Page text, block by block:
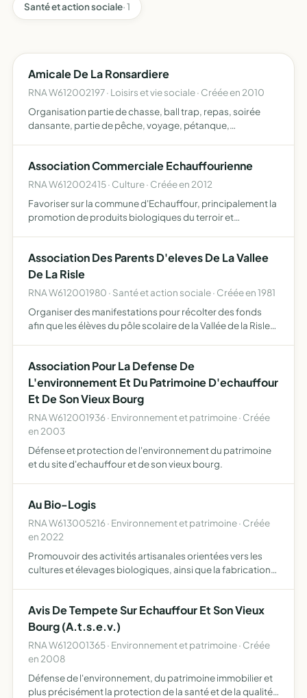
Santé et action sociale· 1
Amicale De La Ronsardiere
RNA W612002197 · Loisirs et vie sociale · Créée en 2010
Organisation partie de chasse, ball trap, repas, soirée
dansante, partie de pêche, voyage, pétanque,
Association Commerciale Echauffourienne
RNA W612002415 · Culture · Créée en 2012
Favoriser sur la commune d'Echauffour, principalement la
promotion de produits biologiques du terroir et
représentation des…
Association Des Parents D'eleves De La Vallee
De La Risle
RNA W612001980 · Santé et action sociale · Créée en 1981
Organiser des manifestations pour récolter des fonds
afin que les élèves du pôle scolaire de la Vallée de la Risle
Association Pour La Defense De
L'environnement Et Du Patrimoine D'echauffour
Et De Son Vieux Bourg
RNA W612001936 · Environnement et patrimoine · Créée
en 2003
Défense et protection de l'environnement du patrimoine
et du site d'echauffour et de son vieux bourg.
Au Bio-Logis
RNA W613005216 · Environnement et patrimoine · Créée
en 2022
Promouvoir des activités artisanales orientées vers les
cultures et élevages biologiques, ainsi que la fabrication
proposition…
Avis De Tempete Sur Echauffour Et Son Vieux
Bourg (A.t.s.e.v.)
RNA W612001365 · Environnement et patrimoine · Créée
en 2008
Défense de l'environnement, du patrimoine immobilier et
plus précisément la protection de la santé et de la qualité